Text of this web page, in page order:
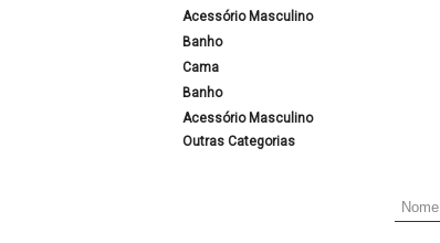
Acessório Masculino
Banho
Cama
Banho
Acessório Masculino
Outras Categorias